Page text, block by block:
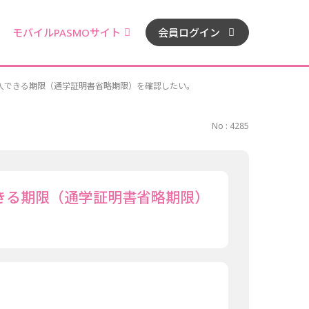
モバイルPASMOサイト 会員ログイン
きる期限（通学証明書省略期限）を確認したい。
No : 4285
期限（通学証明書省略期限）